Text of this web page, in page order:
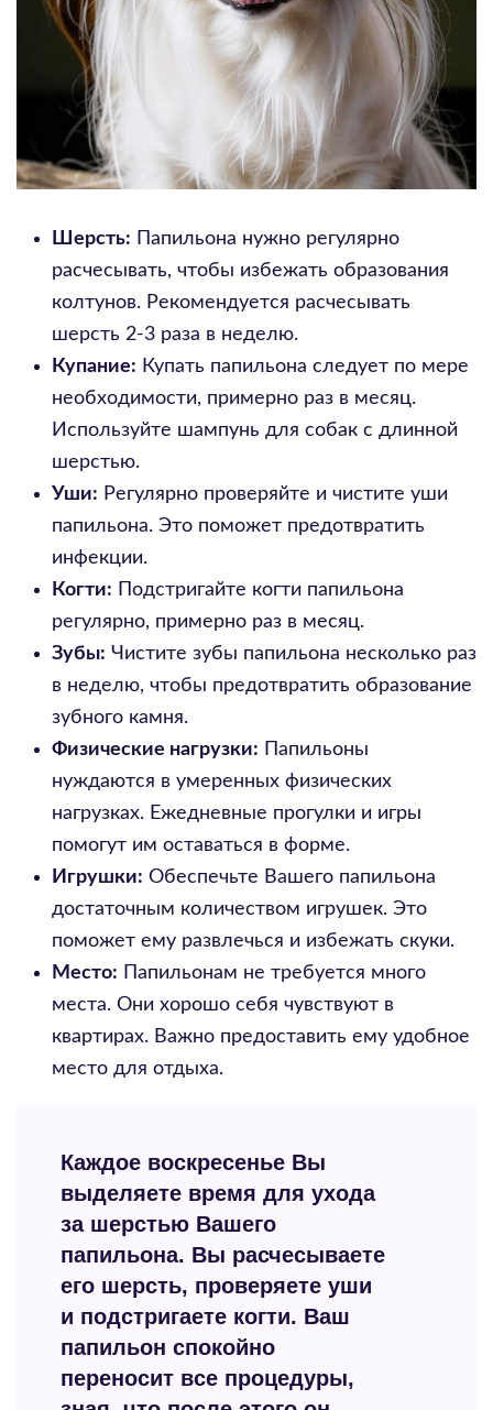
Шерсть: Папильона нужно регулярно
расчесывать, чтобы избежать образования
колтунов. Рекомендуется расчесывать
шерсть 2-3 раза в неделю.
Купание: Купать папильона следует по мере
необходимости, примерно раз в месяц.
Используйте шампунь для собак с длинной
шерстью.
Уши: Регулярно проверяйте и чистите уши
папильона. Это поможет предотвратить
инфекции.
Когти: Подстригайте когти папильона
регулярно, примерно раз в месяц.
Зубы: Чистите зубы папильона несколько раз
в неделю, чтобы предотвратить образование
зубного камня.
Физические нагрузки: Папильоны
нуждаются в умеренных физических
нагрузках. Ежедневные прогулки и игры
помогут им оставаться в форме.
Игрушки: Обеспечьте Вашего папильона
достаточным количеством игрушек. Это
поможет ему развлечься и избежать скуки.
Место: Папильонам не требуется много
места. Они хорошо себя чувствуют в
квартирах. Важно предоставить ему удобное
место для отдыха.
Каждое воскресенье Вы
выделяете время для ухода
за шерстью Вашего
папильона. Вы расчесываете
его шерсть, проверяете уши
и подстригаете когти. Ваш
папильон спокойно
переносит все процедуры,